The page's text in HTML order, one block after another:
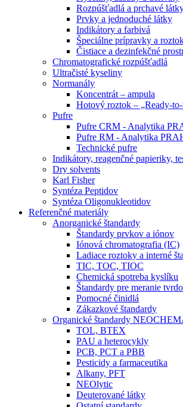
Rozpúšťadlá a prchavé
Prvky a jednoduché látky
Indikátory a farbivá
Špeciálne prípravky a
Čistiace a dezinfekčné
Chromatografické rozpúšťadlá
Ultračisté kyseliny
Normanály
Koncentrát – ampula
Hotový roztok – „Ready-to-
Pufre
Pufre CRM - Analytika
Pufre RM - Analytika
Technické pufre
Indikátory, reagenčné papieriky,
Dry solvents
Karl Fisher
Syntéza Peptidov
Syntéza Oligonukleotidov
Referenčné materiály
Anorganické štandardy
Štandardy prvkov a iónov
Iónová chromatografia (IC)
Ladiace roztoky a interné
TIC, TOC, TIOC
Chemická spotreba kyslíku
Štandardy pre meranie
Pomocné činidlá
Zákazkové štandardy
Organické štandardy
TOL, BTEX
PAU a heterocykly
PCB, PCT a PBB
Pesticidy a farmaceutika
Alkany, PFT
NEOlytic
Deuterované látky